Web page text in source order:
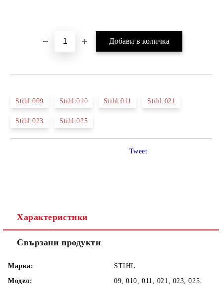
Stihl 009 Stihl 010 Stihl 011 Stihl 021
Stihl 023 Stihl 025
Tweet
Характеристики
Свързани продукти
Марка:
STIHL
Модел:
09, 010, 011, 021, 023, 025.